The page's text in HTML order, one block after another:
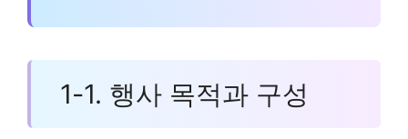
1-1. 행사 목적과 구성